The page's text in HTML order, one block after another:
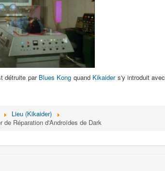
détruite par Blues Kong quand Kikaiders'y introduit avec
Lieu (Kikaider)
Réparation d'Androïdes de Dark